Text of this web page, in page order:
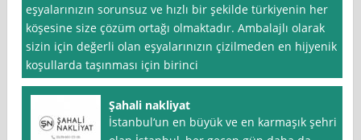
eşyalarınızın sorunsuz ve hızlı bir şekilde türkiyenin her
köşesine size çözüm ortağı olmaktadır. Ambalajlı olarak
sizin için değerli olan eşyalarınızın çizilmeden en hijyenik
koşullarda taşınması için birinci
Şahali nakliyat
İstanbul‘un en büyük ve en karmaşık şehri